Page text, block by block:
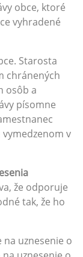
obce, ktoré
vyhradené
Starosta
chránených
osôb a
písomne
v
že odporuje
tak, že ho
na uznesenie o